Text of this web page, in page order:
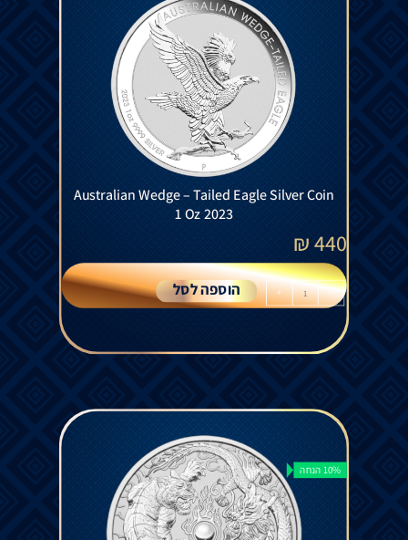
Australian Wedge – Tailed Eagle Silver Coin
1 Oz 2023
440
₪
-
+ הוספה לסל
10% הנחה